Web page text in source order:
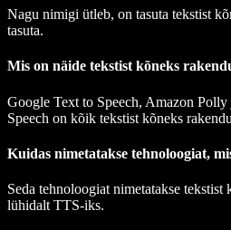
Nagu nimigi ütleb, on tasuta tekstist
tasuta.
Mis on näide tekstist kõneks
Google Text to Speech, Amazon
Speech on kõik tekstist kõneks
Kuidas nimetatakse tehnoloogiat,
Seda tehnoloogiat nimetatakse
lühidalt TTS-iks.